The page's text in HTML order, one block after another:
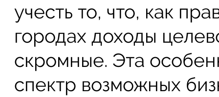
учесть то, что, как
городах доходы
скромные. Эта
спектр возможных